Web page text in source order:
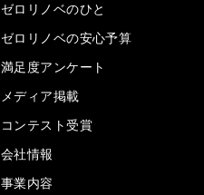
ゼロリノベのひと
ゼロリノベの安心予算
満足度アンケート
メディア掲載
コンテスト受賞
会社情報
事業内容